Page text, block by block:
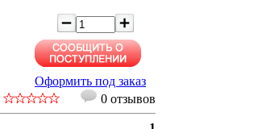
Оформить под заказ
0 отзывов